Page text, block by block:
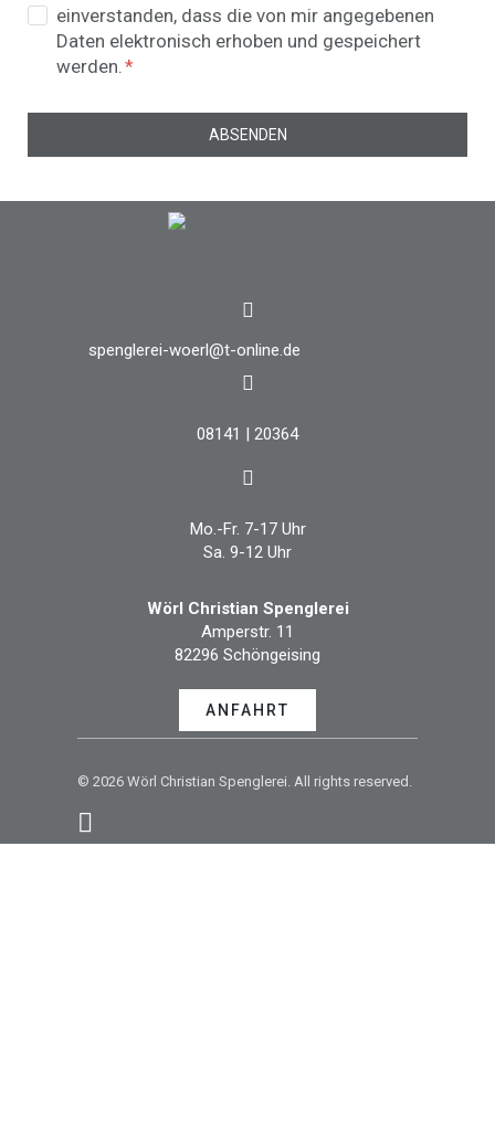
einverstanden, dass die von mir angegebenen
Daten elektronisch erhoben und gespeichert
werden.
ABSENDEN
spenglerei-woerl@t-online.de
08141 | 20364
Mo.-Fr. 7-17 Uhr
Sa. 9-12 Uhr
Wörl Christian Spenglerei
Amperstr. 11
82296 Schöngeising
ANFAHRT
© 2026 Wörl Christian Spenglerei. All rights reserved.